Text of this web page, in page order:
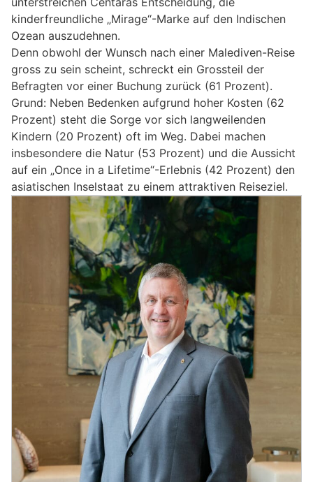
kinderfreundliche „Mirage“-Marke auf den Indischen
Ozean auszudehnen.
Denn obwohl der Wunsch nach einer Malediven-Reise
gross zu sein scheint, schreckt ein Grossteil der
Befragten vor einer Buchung zurück (61 Prozent).
Grund: Neben Bedenken aufgrund hoher Kosten (62
Prozent) steht die Sorge vor sich langweilenden
Kindern (20 Prozent) oft im Weg. Dabei machen
insbesondere die Natur (53 Prozent) und die Aussicht
auf ein „Once in a Lifetime“-Erlebnis (42 Prozent) den
asiatischen Inselstaat zu einem attraktiven Reiseziel.